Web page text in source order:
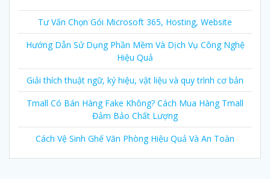
Tư Vấn Chọn Gói Microsoft 365, Hosting, Website
Hướng Dẫn Sử Dụng Phần Mềm Và Dịch Vụ Công Nghệ
Hiệu Quả
Giải thích thuật ngữ, ký hiệu, vật liệu và quy trình cơ bản
Tmall Có Bán Hàng Fake Không? Cách Mua Hàng Tmall
Đảm Bảo Chất Lượng
Cách Vệ Sinh Ghế Văn Phòng Hiệu Quả Và An Toàn